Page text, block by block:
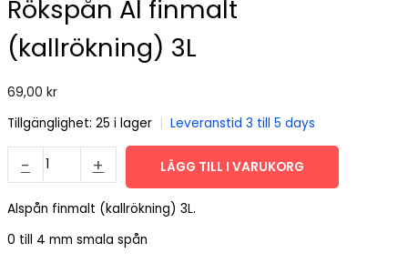
Rökspån Al finmalt
(kallrökning) 3L
69,00 kr
Tillgänglighet: 25 i lager | Leveranstid 3 till 5 days
-
Rökspån
(kallrökning)
mängd
+ LÄGG TILL I VARUKORG
Alspån finmalt (kallrökning) 3L.
0 till 4 mm smala spån